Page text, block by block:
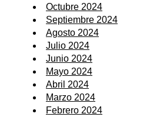
Octubre 2024
Septiembre 2024
Agosto 2024
Julio 2024
Junio 2024
Mayo 2024
Abril 2024
Marzo 2024
Febrero 2024